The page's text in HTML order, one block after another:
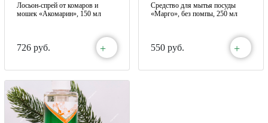
Лосьон-спрей от комаров и
мошек «Акомарин», 150 мл
726 руб. +
Средство для мытья посуды
«Марго», без помпы, 250 мл
550 руб. +